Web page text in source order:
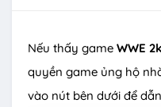
Nếu thấy game WWE
quyền game ủng hộ
vào nút bên dưới để